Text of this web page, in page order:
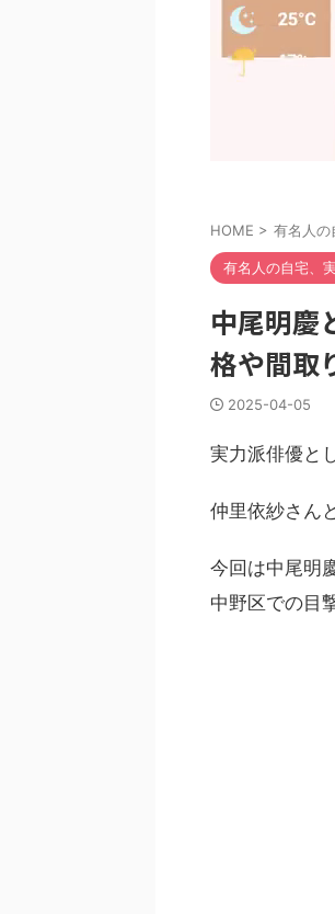
HOME > 有名人の
有名人の自宅、
中尾明慶
格や間取
2025-04-05
実力派俳優と
仲里依紗さん
今回は中尾明
中野区での目